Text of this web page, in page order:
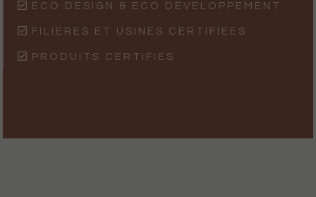
ECO DESIGN & ECO DEVELOPPEMENT
FILIERES ET USINES CERTIFIEES
PRODUITS CERTIFIES